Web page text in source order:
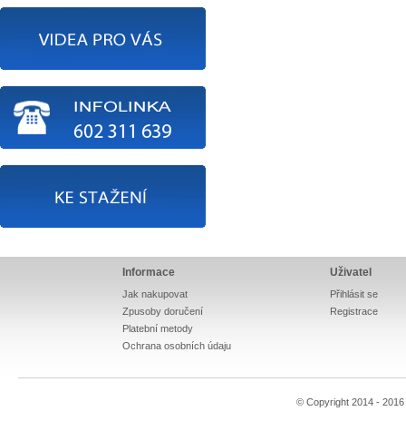
Informace
Jak nakupovat
Zpusoby doručení
Platební metody
Ochrana osobních údaju
Uživatel
Přihlásit se
Registrace
© Copyright 2014 - 2016